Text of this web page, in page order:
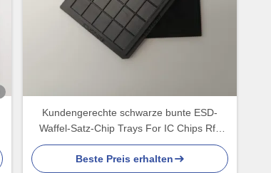
Kundengerechte schwarze bunte ESD-
Waffel-Satz-Chip Trays For IC Chips Rfs
VR
Beste Preis erhalten